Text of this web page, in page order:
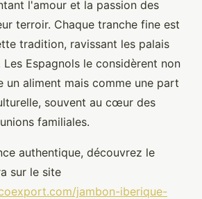
l'amour et la passion des
terroir. Chaque tranche fine est
tradition, ravissant les palais
Les Espagnols le considèrent non
un aliment mais comme une part
souvent au cœur des
familiales.
authentique, découvrez le
sur le site
jambon-iberique-